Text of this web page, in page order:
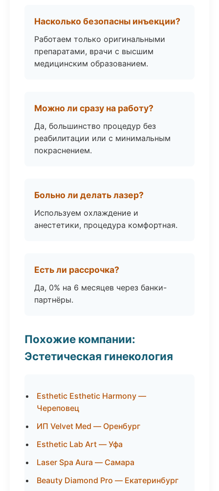
Насколько безопасны инъекции?
Работаем только оригинальными
препаратами, врачи с высшим
медицинским образованием.
Можно ли сразу на работу?
Да, большинство процедур без
реабилитации или с минимальным
покраснением.
Больно ли делать лазер?
Используем охлаждение и
анестетики, процедура комфортная.
Есть ли рассрочка?
Да, 0% на 6 месяцев через банки-
партнёры.
Похожие компании:
Эстетическая гинекология
Esthetic Esthetic Harmony —
Череповец
ИП Velvet Med — Оренбург
Esthetic Lab Art — Уфа
Laser Spa Aura — Самара
Beauty Diamond Pro — Екатеринбург